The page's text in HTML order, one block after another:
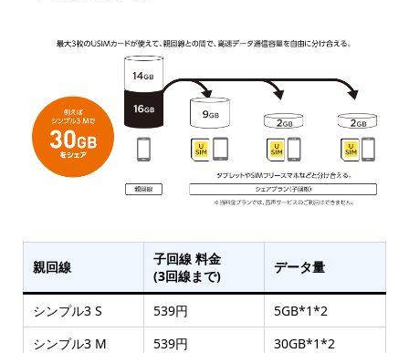
親回線
子回線 料金
(3回線まで)
データ量
シンプル3 S 539円
5GB*1*2
シンプル3 M
539円
30GB*1*2